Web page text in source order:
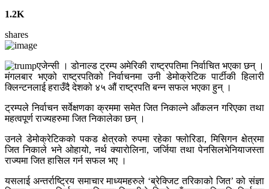
1.2K
shares
एजेन्सी । डोनाल्ड ट्रम्प अमेरिकी राष्ट्रपतिमा निर्वाचित भएका छन् ।
मंगलबार भएको राष्ट्रपतिको निर्वाचनमा उनी डेमोक्रेटिक पार्टीकी हिलारी
क्लिन्टनलाई हराउँदै देशको ४५ औं राष्ट्रपति बन्न सफल भएका हुन् ।
ट्रम्पले निर्वाचन सर्वेक्षणका क्रममा समेत जित निकाल्ने आँकलन गरिएका तथा
महत्वपूर्ण राज्यहरुमा जित निकालेका छन् ।
उनले डेमोक्रेटिकको पकड क्षेत्रको रुपमा रहेका फ्लोरिडा, मिसिगन क्षेत्रमा
जित निकाले भने ओहायो, नर्थ क्यारोलिना, जर्जिया तथा पेनसिलभेनियाजस्ता
राज्यमा जित हासिल गर्न सफल भए ।
यसलाई अन्तर्राष्ट्रिय समाचार माध्यमहरुले ‘ब्रेक्जिट तरिकाको जित’ को संज्ञा